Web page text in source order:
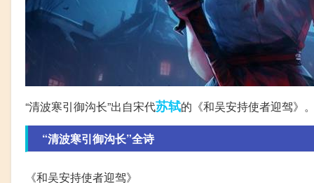
“清波寒引御沟长”出自宋代苏轼的《和吴安持使者迎驾》
“清波寒引御沟长”全诗
《和吴安持使者迎驾》